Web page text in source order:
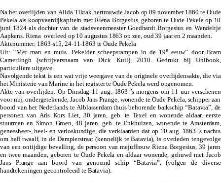
Na het overlijden van Alida Tiktak hertrouwde Jacob op 09 november 1860 te Oude
Pekela als koopvaardijkapitein met Riena Borgesius, geboren te Oude Pekela op 10
juni 1824 als dochter van de stadsveenmeester Goedhardt Borgesius en Wendeltje
Aapkens. Riena overleed op 10 augustus 1863 op zee, oud 39 jaar en 2 maanden.
Aktenummer: 1863-s15, 24-11-1863 te Oude Pekela
Uit: “Met man en muis. Pekelder scheepsrampen in de 19e eeuw” door Bram
Camerlingh (schrijversnaam van Dick Kuil), 2010. Gedrukt bij Unibook,
particuliere uitgave.
Navolgende tekst is een wat vrije weergave van de originele overlijdensakte, die via
het Ministerie van Marine in het register te Oude Pekela werd opgenomen.
Akte van overlijden. Op Dinsdag 11 aug. 1863 ’s morgens om 11 uur verschenen
voor mij, ondergetekende, Jacob Jans Prange, wonende te Oude Pekela, schipper aan
boord van het Nederlands te Alblasserdam thuis behorende barkschip “Batavia”, de
personen van Aris Kors Liet, 30 jaren, geb. te Texel en wonende aldaar, eerste
stuurman en Simon Groen, 48 jaren, geb. te Enkhuizen, wonende te Amsterdam,
geneesheer-, heel- en verloskundige, die verklaarden dat op 10 aug. 1863 ’s nachts
om half twaalf, in de Dampierstraat (kennelijk te Batavia), is overleden tengevolge
van een ontijdige bevalling, de persoon van mejuffrouw Riena Borgesius, 39 jaren
en twee maanden, geboren te Oude Pekela en aldaar wonende, gehuwd met Jacob
Jans Prange aan boord van genoemd schip “Batavia”. (volgen de diverse
handtekeningen gecontroleerd te Batavia).